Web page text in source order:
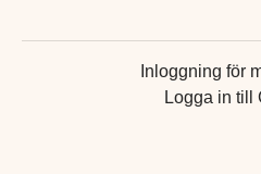
Inloggning för
Logga in till